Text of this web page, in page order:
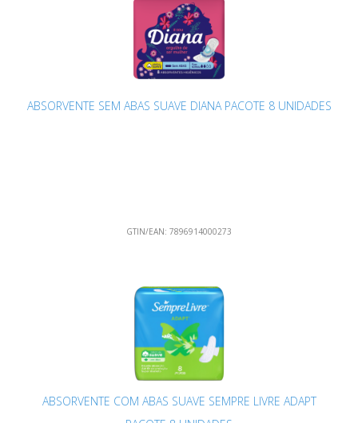
ABSORVENTE SEM ABAS SUAVE DIANA PACOTE 8 UNIDADES
GTIN/EAN: 7896914000273
ABSORVENTE COM ABAS SUAVE SEMPRE LIVRE ADAPT